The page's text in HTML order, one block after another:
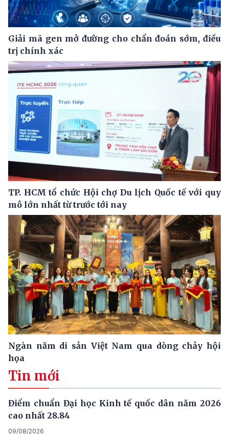
Giải mã gen mở đường cho chẩn đoán sớm, điều
trị chính xác
TP. HCM tổ chức Hội chợ Du lịch Quốc tế với quy
mô lớn nhất từ trước tới nay
Ngàn năm di sản Việt Nam qua dòng chảy hội
họa
Tin mới
Điểm chuẩn Đại học Kinh tế quốc dân năm 2026
cao nhất 28.84
09/08/2026